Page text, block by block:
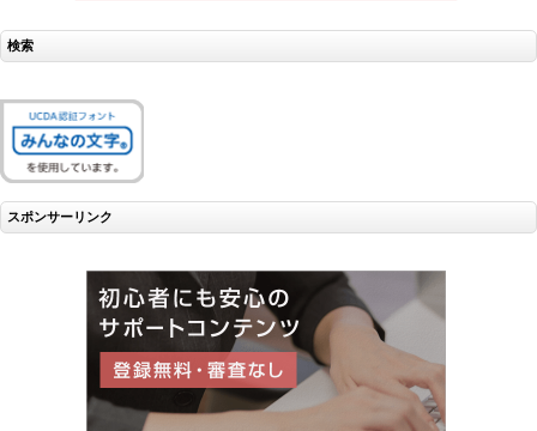
検索
スポンサーリンク